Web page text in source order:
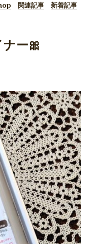
関連記事 新着記事
ー🎀